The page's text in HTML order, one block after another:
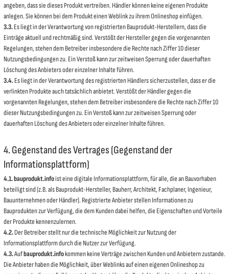
angeben, dass sie dieses Produkt vertreiben. Händler können keine eigenen Produkte
anlegen. Sie können bei dem Produkt einen Weblink zu ihrem Onlineshop einfügen.
3.3.Es liegt in der Verantwortung von registrierten Bauprodukt-Herstellern, dass die
Einträge aktuell und rechtmäßig sind. Verstößt der Hersteller gegen die vorgenannten
Regelungen, stehen dem Betreiber insbesondere die Rechte nach Ziffer 10 dieser
Nutzungsbedingungen zu. Ein Verstoß kann zur zeitweisen Sperrung oder dauerhaften
Löschung des Anbieters oder einzelner Inhalte führen.
3.4.Es liegt in der Verantwortung des registrierten Händlers sicherzustellen, dass er die
verlinkten Produkte auch tatsächlich anbietet. Verstößt der Händler gegen die
vorgenannten Regelungen, stehen dem Betreiber insbesondere die Rechte nach Ziffer 10
dieser Nutzungsbedingungen zu. Ein Verstoß kann zur zeitweisen Sperrung oder
dauerhaften Löschung des Anbieters oder einzelner Inhalte führen.
4. Gegenstand des Vertrages (Gegenstand der
Informationsplattform)
4.1.bauprodukt.infoist eine digitale Informationsplattform, für alle, die an Bauvorhaben
beteiligt sind (z.B. als Bauprodukt-Hersteller, Bauherr, Architekt, Fachplaner, Ingenieur,
Bauunternehmen oder Händler). Registrierte Anbieter stellen Informationen zu
Bauprodukten zur Verfügung, die dem Kunden dabei helfen, die Eigenschaften und Vorteile
der Produkte kennenzulernen.
4.2.Der Betreiber stellt nur die technische Möglichkeit zur Nutzung der
Informationsplattform durch die Nutzer zur Verfügung.
4.3.Aufbauprodukt.infokommen keine Verträge zwischen Kunden und Anbietern zustande.
Die Anbieter haben die Möglichkeit, über Weblinks auf einen eigenen Onlineshop zu